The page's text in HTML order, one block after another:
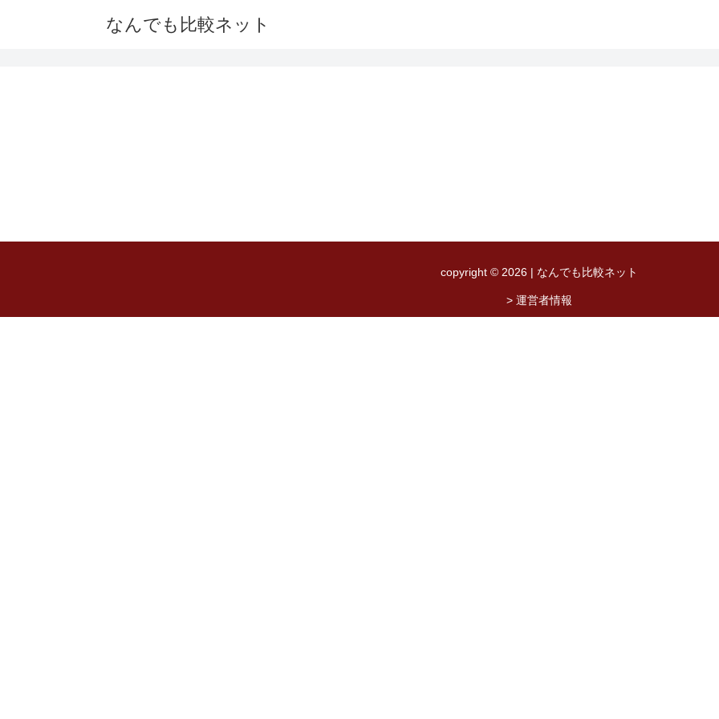
なんでも比較ネット
copyright © 2026 | なんでも比較ネット
> 運営者情報